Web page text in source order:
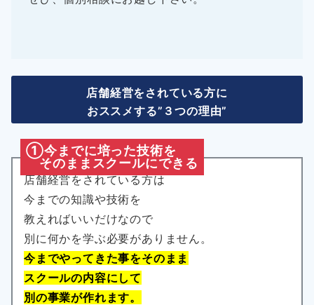
店舗経営をされている方に
おススメする”３つの理由”
①今までに培った技術を
そのままスクールにできる
店舗経営をされている方は
今までの知識や技術を
教えればいいだけなので
別に何かを学ぶ必要がありません。
今までやってきた事をそのまま
スクールの内容にして
別の事業が作れます。